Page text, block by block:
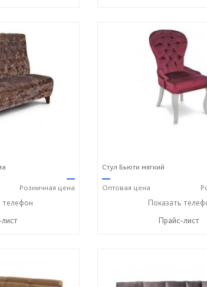
—
Розничная цена
☎+7 (918) 316-91-77
телефон
Стул Бьюти мягкий
—
Оптовая цена
+7 (989) 269-73-94 ☎
Показать
Прайс-лист